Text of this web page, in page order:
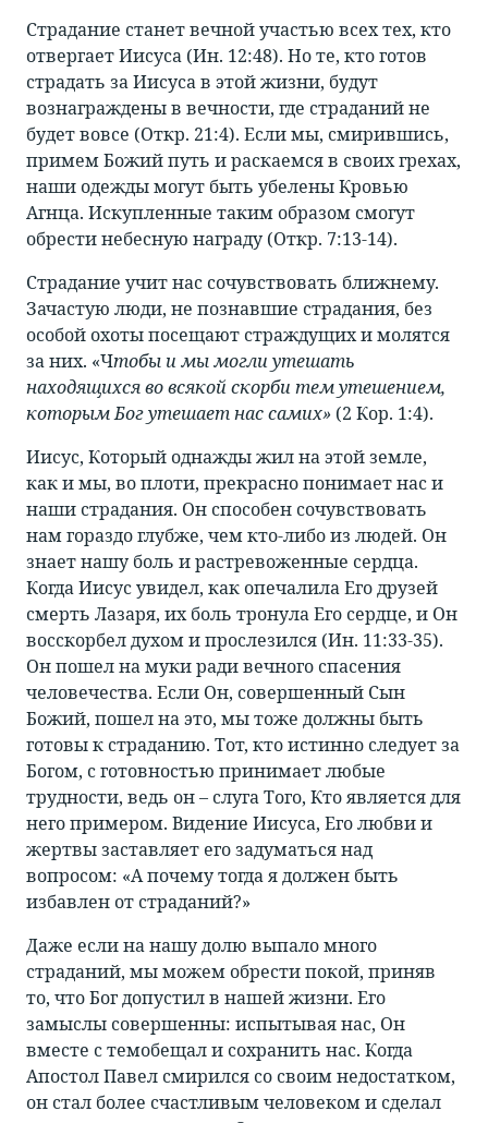
Страдание станет вечной участью всех тех, кто
отвергает Иисуса (Ин. 12:48). Но те, кто готов
страдать за Иисуса в этой жизни, будут
вознаграждены в вечности, где страданий не
будет вовсе (Откр. 21:4). Если мы, смирившись,
примем Божий путь и раскаемся в своих грехах,
наши одежды могут быть убелены Кровью
Агнца. Искупленные таким образом смогут
обрести небесную награду (Откр. 7:13-14).
Страдание учит нас сочувствовать ближнему.
Зачастую люди, не познавшие страдания, без
особой охоты посещают страждущих и молятся
за них. «Чтобы и мы могли утешать
находящихся во всякой скорби тем утешением,
которым Бог утешает нас самих» (2 Кор. 1:4).
Иисус, Который однажды жил на этой земле,
как и мы, во плоти, прекрасно понимает нас и
наши страдания. Он способен сочувствовать
нам гораздо глубже, чем кто-либо из людей. Он
знает нашу боль и растревоженные сердца.
Когда Иисус увидел, как опечалила Его друзей
смерть Лазаря, их боль тронула Его сердце, и Он
восскорбел духом и прослезился (Ин. 11:33-35).
Он пошел на муки ради вечного спасения
человечества. Если Он, совершенный Сын
Божий, пошел на это, мы тоже должны быть
готовы к страданию. Тот, кто истинно следует за
Богом, с готовностью принимает любые
трудности, ведь он – слуга Того, Кто является для
него примером. Видение Иисуса, Его любви и
жертвы заставляет его задуматься над
вопросом: «А почему тогда я должен быть
избавлен от страданий?»
Даже если на нашу долю выпало много
страданий, мы можем обрести покой, приняв
то, что Бог допустил в нашей жизни. Его
замыслы совершенны: испытывая нас, Он
вместе с темобещал и сохранить нас. Когда
Апостол Павел смирился со своим недостатком,
он стал более счастливым человеком и сделал